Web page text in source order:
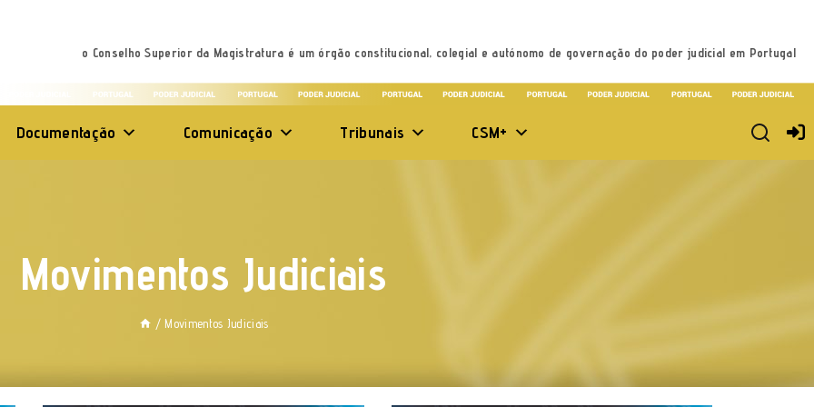
o Conselho Superior da Magistratura é um órgão constitucional, colegial e autónomo de governação do poder judicial em Portugal
Documentação Comunicação Tribunais CSM+
Movimentos Judiciais
/ Movimentos Judiciais